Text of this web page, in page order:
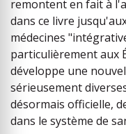
remontent en fait à
dans ce livre
médecines
particulièrement aux
développe une
sérieusement
désormais officielle,
dans le système de